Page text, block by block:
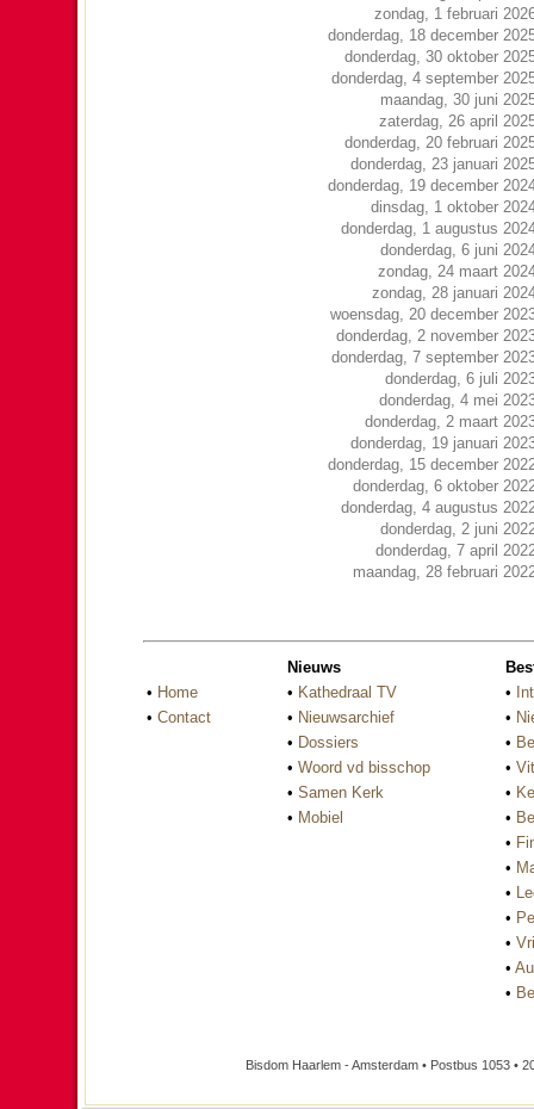
zondag, 1 februari
donderdag, 18 december
donderdag, 30 oktober
donderdag, 4 september
maandag, 30 juni
zaterdag, 26 april
donderdag, 20 februari
donderdag, 23 januari
donderdag, 19 december
dinsdag, 1 oktober
donderdag, 1 augustus
donderdag, 6 juni
zondag, 24 maart
zondag, 28 januari
woensdag, 20 december
donderdag, 2 november
donderdag, 7 september
donderdag, 6 juli
donderdag, 4 mei
donderdag, 2 maart
donderdag, 19 januari
donderdag, 15 december
donderdag, 6 oktober
donderdag, 4 augustus
donderdag, 2 juni
donderdag, 7 april
maandag, 28 februari
• Home
• Contact
Nieuws
• Kathedraal TV
• Nieuwsarchief
• Dossiers
• Woord vd bisschop
• Samen Kerk
• Mobiel
•
•
•
•
•
•
•
•
•
•
•
•
•
Bisdom Haarlem - Amsterdam • Postbus 1053 •